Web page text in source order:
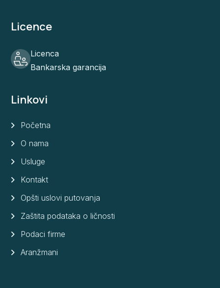
Licence
Licenca
Bankarska garancija
Linkovi
Početna
O nama
Usluge
Kontakt
Opšti uslovi putovanja
Zaštita podataka o ličnosti
Podaci firme
Aranžmani